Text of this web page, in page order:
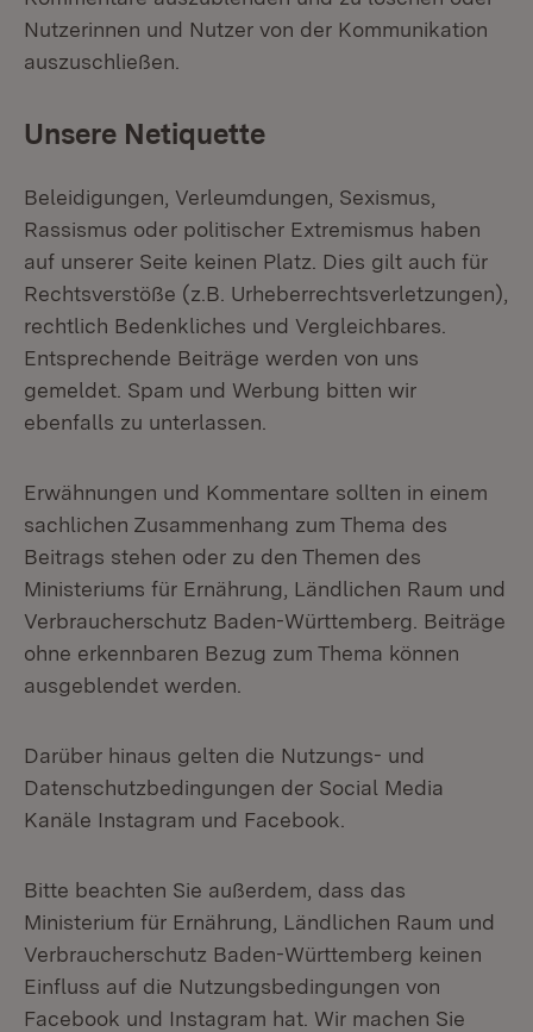
Nutzerinnen und Nutzer von der Kommunikation
auszuschließen.
Unsere Netiquette
Beleidigungen, Verleumdungen, Sexismus,
Rassismus oder politischer Extremismus haben
auf unserer Seite keinen Platz. Dies gilt auch für
Rechtsverstöße (z.B. Urheberrechtsverletzungen),
rechtlich Bedenkliches und Vergleichbares.
Entsprechende Beiträge werden von uns
gemeldet. Spam und Werbung bitten wir
ebenfalls zu unterlassen.
Erwähnungen und Kommentare sollten in einem
sachlichen Zusammenhang zum Thema des
Beitrags stehen oder zu den Themen des
Ministeriums für Ernährung, Ländlichen Raum und
Verbraucherschutz Baden-Württemberg. Beiträge
ohne erkennbaren Bezug zum Thema können
ausgeblendet werden.
Darüber hinaus gelten die Nutzungs- und
Datenschutzbedingungen der Social Media
Kanäle Instagram und Facebook.
Bitte beachten Sie außerdem, dass das
Ministerium für Ernährung, Ländlichen Raum und
Verbraucherschutz Baden-Württemberg keinen
Einfluss auf die Nutzungsbedingungen von
Facebook und Instagram hat. Wir machen Sie